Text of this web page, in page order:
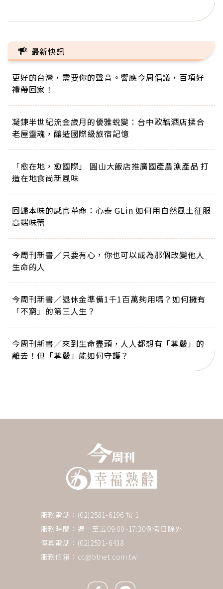
最新快訊
更好的台灣，需要你的聲音。響應今周倡議，百項好
禮帶回家！
凝鍊半世紀流金歲月的優雅蛻變：台中歐酷酒店揉合
老屋靈魂，釀造國際級旅宿記憶
「愈在地，愈國際」 圓山大飯店推廣國產農漁產品 打
造在地食尚新風味
回歸本味的感官革命：心泰 GLin 如何用自然風土征服
高端味蕾
今周刊新書／只要有心，你也可以成為那個改變他人
生命的人
今周刊新書／退休金準備1千1百萬夠用嗎？如何擁有
「不窮」的第三人生？
今周刊新書／來到生命盡頭，人人都想有「尊嚴」的
離去！但「尊嚴」能如何守護？
服務電話：(02)2581-6196 按 1
服務時間：週一至五09:00~17:30例假日除外
傳真電話：(02)2531-6438
服務信箱： cc@btnet.com.tw